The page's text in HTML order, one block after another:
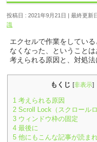
投稿日 : 2021年9月21日 最終更新
識
エクセルで作業をしてい
なくなった、ということ
考えられる原因と、対処
もくじ [非表示]
1 考えられる原因
2 Scroll Lock（スクロール
3 ウィンドウ枠の固定
4 最後に
5 他にもこんな記事が読ま